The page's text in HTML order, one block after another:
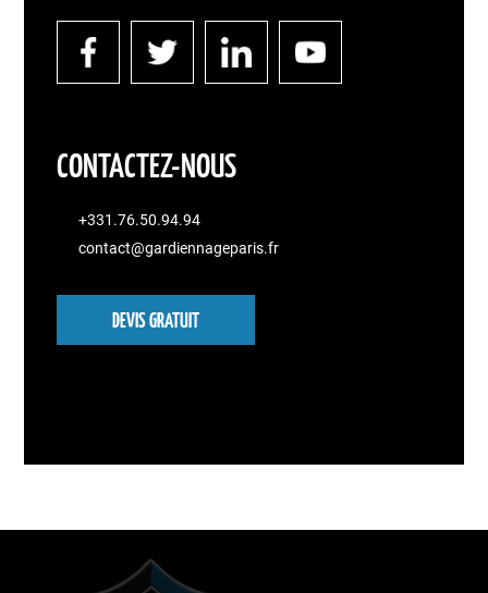
CONTACTEZ-NOUS
+331.76.50.94.94
contact@gardiennageparis.fr
DEVIS GRATUIT